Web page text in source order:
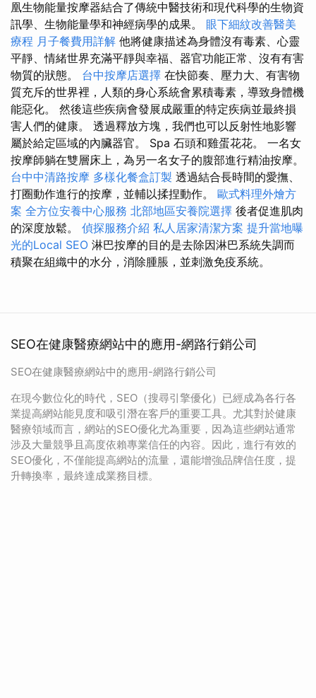
凰生物能量按摩器結合了傳統中醫技術和現代科學的生物資
訊學、生物能量學和神經病學的成果。 眼下細紋改善醫美
療程 月子餐費用詳解 他將健康描述為身體沒有毒素、心靈
平靜、情緒世界充滿平靜與幸福、器官功能正常、沒有有害
物質的狀態。 台中按摩店選擇 在快節奏、壓力大、有害物
質充斥的世界裡，人類的身心系統會累積毒素，導致身體機
能惡化。 然後這些疾病會發展成嚴重的特定疾病並最終損
害人們的健康。 透過釋放方塊，我們也可以反射性地影響
屬於給定區域的內臟器官。 Spa 石頭和雞蛋花花。 一名女
按摩師躺在雙層床上，為另一名女子的腹部進行精油按摩。
台中中清路按摩 多樣化餐盒訂製 透過結合長時間的愛撫、
打圈動作進行的按摩，並輔以揉捏動作。 歐式料理外燴方
案 全方位安養中心服務 北部地區安養院選擇 後者促進肌肉
的深度放鬆。 偵探服務介紹 私人居家清潔方案 提升當地曝
光的Local SEO 淋巴按摩的目的是去除因淋巴系統失調而
積聚在組織中的水分，消除腫脹，並刺激免疫系統。
SEO在健康醫療網站中的應用-網路行銷公司
SEO在健康醫療網站中的應用-網路行銷公司
在現今數位化的時代，SEO（搜尋引擎優化）已經成為各行各
業提高網站能見度和吸引潛在客戶的重要工具。尤其對於健康
醫療領域而言，網站的SEO優化尤為重要，因為這些網站通常
涉及大量競爭且高度依賴專業信任的內容。因此，進行有效的
SEO優化，不僅能提高網站的流量，還能增強品牌信任度，提
升轉換率，最終達成業務目標。